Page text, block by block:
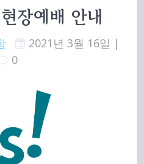
장예배 안내
2021년 3월 16일 |
0